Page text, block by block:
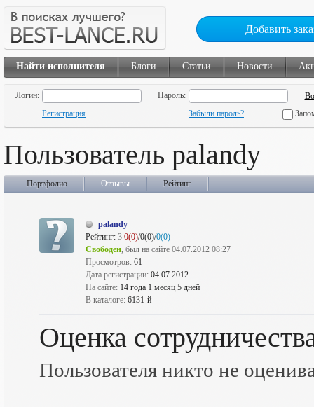
Добавить
Найти исполнителя Блоги Статьи Новости
Логин:
Пароль:
Регистрация
Забыли пароль?
Пользователь palandy
Портфолио Отзывы Рейтинг
palandy
Рейтинг: 3 0(0)/0(0)/0(0)
Свободен, был на сайте 04.07.2012 08:27
Просмотров: 61
Дата регистрации: 04.07.2012
На сайте: 14 года 1 месяц 5 дней
В каталоге: 6131-й
Оценка
Пользователя никто не